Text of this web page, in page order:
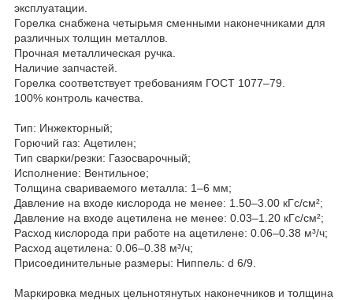
эксплуатации.
Горелка снабжена четырьмя сменными наконечниками для
различных толщин металлов.
Прочная металлическая ручка.
Наличие запчастей.
Горелка соответствует требованиям ГОСТ 1077–79.
100% контроль качества.
Тип: Инжекторный;
Горючий газ: Ацетилен;
Тип сварки/резки: Газосварочный;
Исполнение: Вентильное;
Толщина свариваемого металла: 1–6 мм;
Давление на входе кислорода не менее: 1.50–3.00 кГс/см²;
Давление на входе ацетилена не менее: 0.03–1.20 кГс/см²;
Расход кислорода при работе на ацетилене: 0.06–0.38 м³/ч;
Расход ацетилена: 0.06–0.38 м³/ч;
Присоединительные размеры: Ниппель: d 6/9.
Маркировка медных цельнотянутых наконечников и толщина